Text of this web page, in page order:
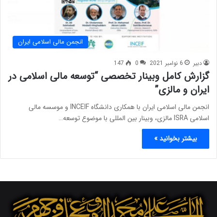
انجمن مالی اسلامی ایران
دبیر 6 نوامبر 2021 0
147
گزارش کامل وبینار تخصصی “توسعه مالی اسلامی در
ایران و مالزی”
انجمن مالی اسلامی ایران با همکاری دانشگاه INCEIF و موسسه مالی
اسلامی ISRA مالزی، وبینار بین المللی با موضوع توسعه…
بیشتر بخوانید »